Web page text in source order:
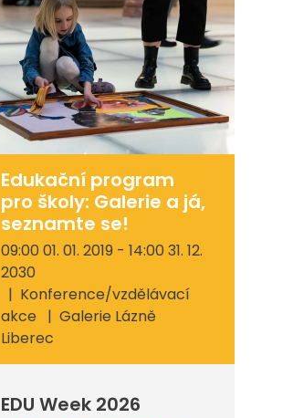
Edukační program
pro školy: Galerie a já,
seznamte se!
09:00 01. 01. 2019 - 14:00 31. 12.
2030
Konference/vzdělávací
akce
Galerie Lázně
Liberec
EDU Week 2026